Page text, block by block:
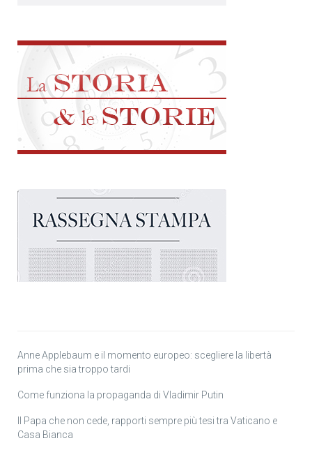
Anne Applebaum e il momento europeo: scegliere la libertà
prima che sia troppo tardi
Come funziona la propaganda di Vladimir Putin
Il Papa che non cede, rapporti sempre più tesi tra Vaticano e
Casa Bianca